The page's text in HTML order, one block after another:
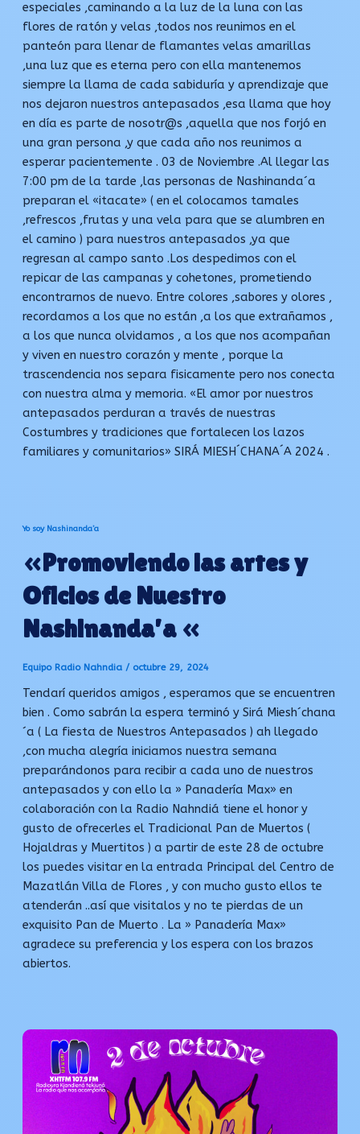
especiales ,caminando a la luz de la luna con las
flores de ratón y velas ,todos nos reunimos en el
panteón para llenar de flamantes velas amarillas
,una luz que es eterna pero con ella mantenemos
siempre la llama de cada sabiduría y aprendizaje que
nos dejaron nuestros antepasados ,esa llama que hoy
en día es parte de nosotr@s ,aquella que nos forjó en
una gran persona ,y que cada año nos reunimos a
esperar pacientemente . 03 de Noviembre .Al llegar las
7:00 pm de la tarde ,las personas de Nashinanda´a
preparan el «itacate» ( en el colocamos tamales
,refrescos ,frutas y una vela para que se alumbren en
el camino ) para nuestros antepasados ,ya que
regresan al campo santo .Los despedimos con el
repicar de las campanas y cohetones, prometiendo
encontrarnos de nuevo. Entre colores ,sabores y olores ,
recordamos a los que no están ,a los que extrañamos ,
a los que nunca olvidamos , a los que nos acompañan
y viven en nuestro corazón y mente , porque la
trascendencia nos separa fisicamente pero nos conecta
con nuestra alma y memoria. «El amor por nuestros
antepasados perduran a través de nuestras
Costumbres y tradiciones que fortalecen los lazos
familiares y comunitarios» SIRÁ MIESH´CHANA´A 2024 .
Yo soy Nashinanda’a
«Promoviendo las artes y
Oficios de Nuestro
Nashinanda’a «
Equipo Radio Nahndia / octubre 29, 2024
Tendarí queridos amigos , esperamos que se encuentren
bien . Como sabrán la espera terminó y Sirá Miesh´chana
´a ( La fiesta de Nuestros Antepasados ) ah llegado
,con mucha alegría iniciamos nuestra semana
preparándonos para recibir a cada uno de nuestros
antepasados y con ello la » Panadería Max» en
colaboración con la Radio Nahndiá tiene el honor y
gusto de ofrecerles el Tradicional Pan de Muertos (
Hojaldras y Muertitos ) a partir de este 28 de octubre
los puedes visitar en la entrada Principal del Centro de
Mazatlán Villa de Flores , y con mucho gusto ellos te
atenderán ..así que visitalos y no te pierdas de un
exquisito Pan de Muerto . La » Panadería Max»
agradece su preferencia y los espera con los brazos
abiertos.